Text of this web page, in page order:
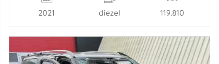
2021 diezel 119.810